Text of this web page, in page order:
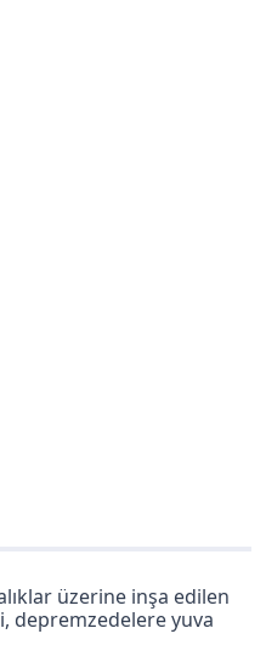
üzerine inşa edilen
depremzedelere yuva